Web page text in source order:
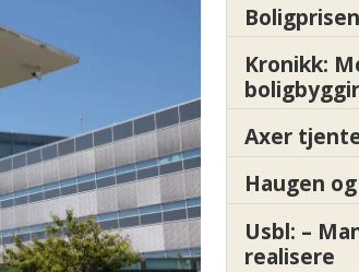
Kronikk:
Axer
Haugen
Usbl: –
realisere